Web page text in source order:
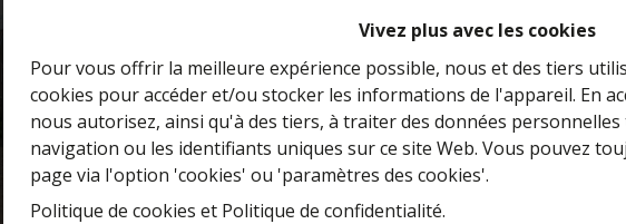
Vivez plus avec les cookies
Pour vous offrir la meilleure expérience possible, nous et des tiers
cookies pour accéder et/ou stocker les informations de l'appareil. En
nous autorisez, ainsi qu'à des tiers, à traiter des données
navigation ou les identifiants uniques sur ce site Web. Vous pouvez
page via l'option 'cookies' ou 'paramètres des cookies'.
Politique de cookies et Politique de confidentialité.
VENDU DANS UNE SEMAINE
Curieux de connaître la valeur de
maison ?
Estimation gratuite